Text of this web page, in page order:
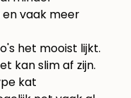
vaak meer
het mooist lijkt.
kan slim af zijn.
kat